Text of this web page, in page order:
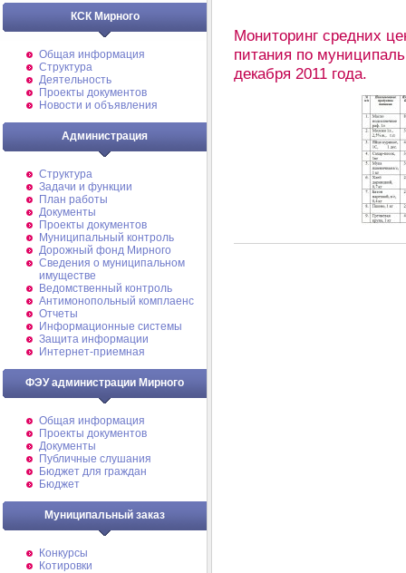
КСК Мирного
Общая информация
Структура
Деятельность
Проекты документов
Новости и объявления
Администрация
Структура
Задачи и функции
План работы
Документы
Проекты документов
Муниципальный контроль
Дорожный фонд Мирного
Cведения о муниципальном
имуществе
Ведомственный контроль
Антимонопольный комплаенс
Отчеты
Информационные системы
Защита информации
Интернет-приемная
ФЭУ администрации Мирного
Общая информация
Проекты документов
Документы
Публичные слушания
Бюджет для граждан
Бюджет
Муниципальный заказ
Конкурсы
Котировки
Мониторинг средних
питания по
декабря 2011 года.